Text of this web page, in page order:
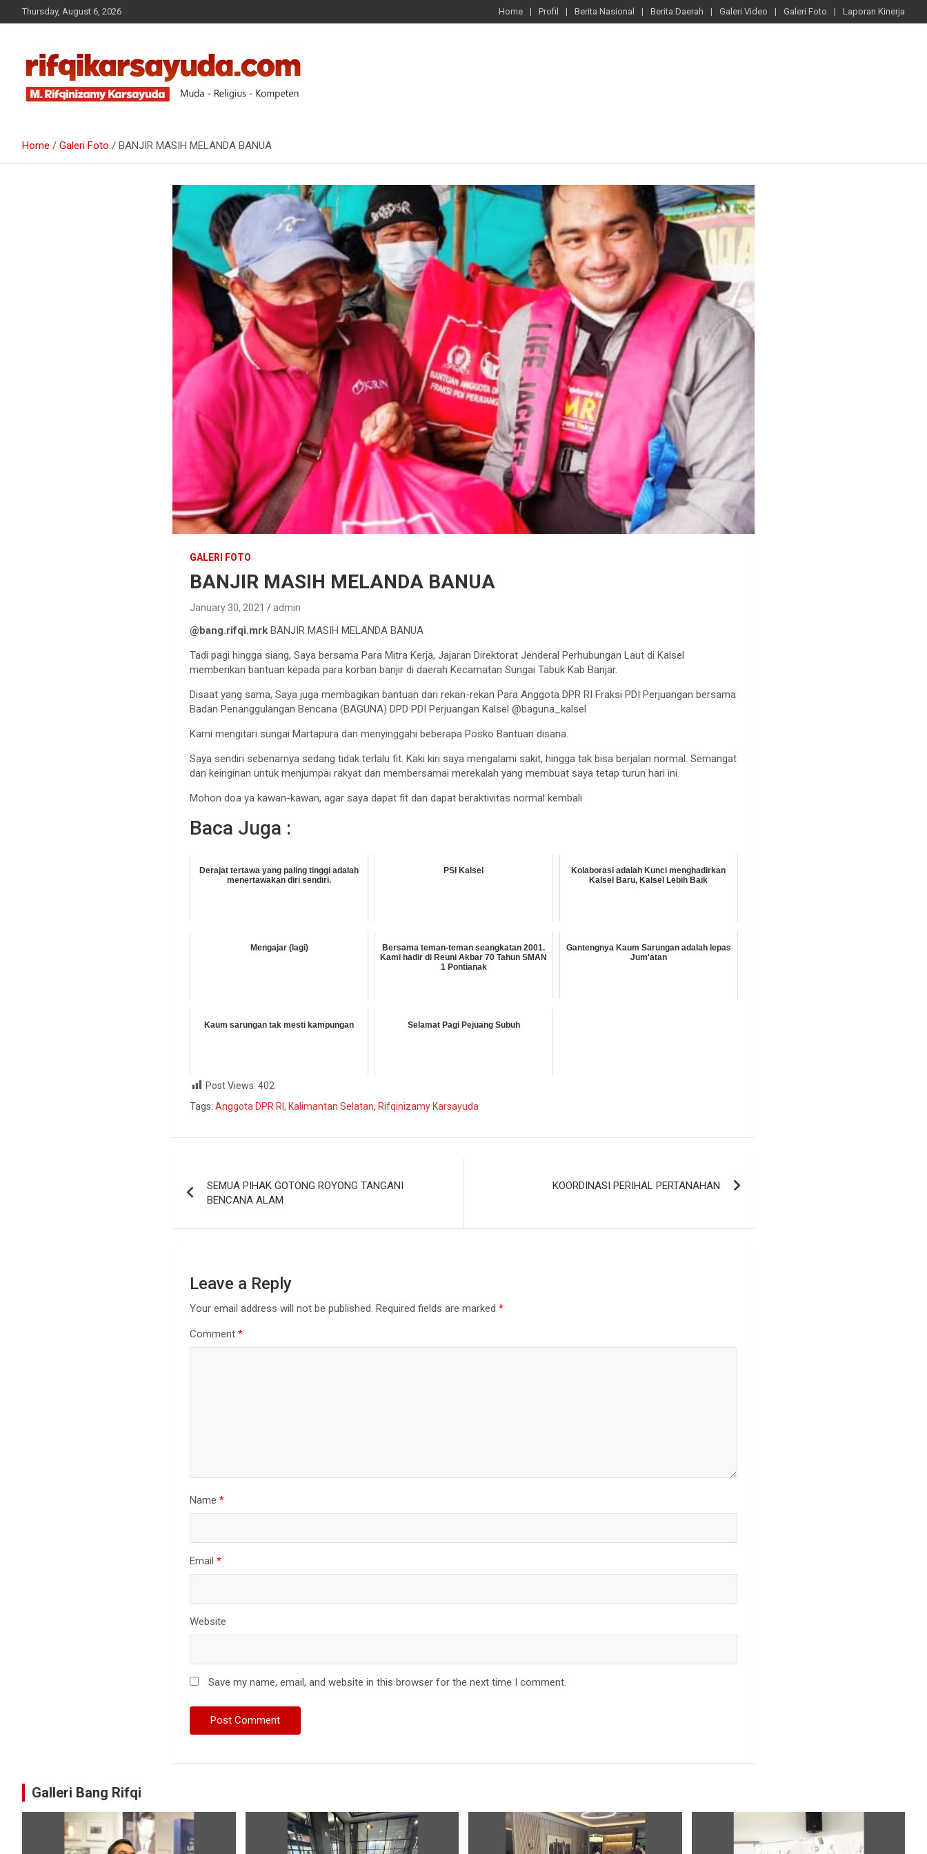
Thursday, August 6, 2026 Home Profil Berita Nasional Berita Daerah Galeri Video Galeri Foto Laporan Kinerja
Home Galeri Foto BANJIR MASIH MELANDA BANUA
GALERI FOTO
BANJIR MASIH MELANDA BANUA
January 30, 2021 admin
@bang.rifqi.mrkBANJIR MASIH MELANDA BANUA
Tadi pagi hingga siang, Saya bersama Para Mitra Kerja, Jajaran Direktorat Jenderal Perhubungan Laut di Kalsel
memberikan bantuan kepada para korban banjir di daerah Kecamatan Sungai Tabuk Kab Banjar.
Disaat yang sama, Saya juga membagikan bantuan dari rekan-rekan Para Anggota DPR RI Fraksi PDI Perjuangan bersama
Badan Penanggulangan Bencana (BAGUNA) DPD PDI Perjuangan Kalsel @baguna_kalsel .
Kami mengitari sungai Martapura dan menyinggahi beberapa Posko Bantuan disana.
Saya sendiri sebenarnya sedang tidak terlalu fit. Kaki kiri saya mengalami sakit, hingga tak bisa berjalan normal. Semangat
dan keinginan untuk menjumpai rakyat dan membersamai merekalah yang membuat saya tetap turun hari ini.
Mohon doa ya kawan-kawan, agar saya dapat fit dan dapat beraktivitas normal kembali
Baca Juga :
Derajat tertawa yang paling tinggi adalah
menertawakan diri sendiri.
PSI Kalsel
Kolaborasi adalah Kunci menghadirkan
Kalsel Baru, Kalsel Lebih Baik
Mengajar (lagi)
Bersama teman-teman seangkatan 2001.
Kami hadir di Reuni Akbar 70 Tahun SMAN
1 Pontianak
Gantengnya Kaum Sarungan adalah lepas
Jum'atan
Kaum sarungan tak mesti kampungan Selamat Pagi Pejuang Subuh
Post Views: 402
Tags: Anggota DPR RI, Kalimantan Selatan, Rifqinizamy Karsayuda
SEMUA PIHAK GOTONG ROYONG TANGANI
BENCANA ALAM
KOORDINASI PERIHAL PERTANAHAN
Leave a Reply
Your email address will not be published. Required fields are marked*
Comment*
Name*
Email*
Website
Save my name, email, and website in this browser for the next time I comment.
Galleri Bang Rifqi